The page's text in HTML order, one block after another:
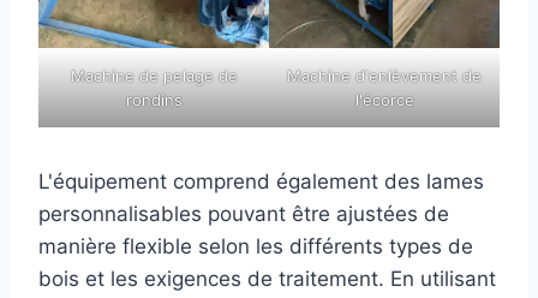
Machine de pelage de
rondins
Machine d'enlèvement de
l'écorce
L'équipement comprend également des lames
personnalisables pouvant être ajustées de
manière flexible selon les différents types de
bois et les exigences de traitement. En utilisant